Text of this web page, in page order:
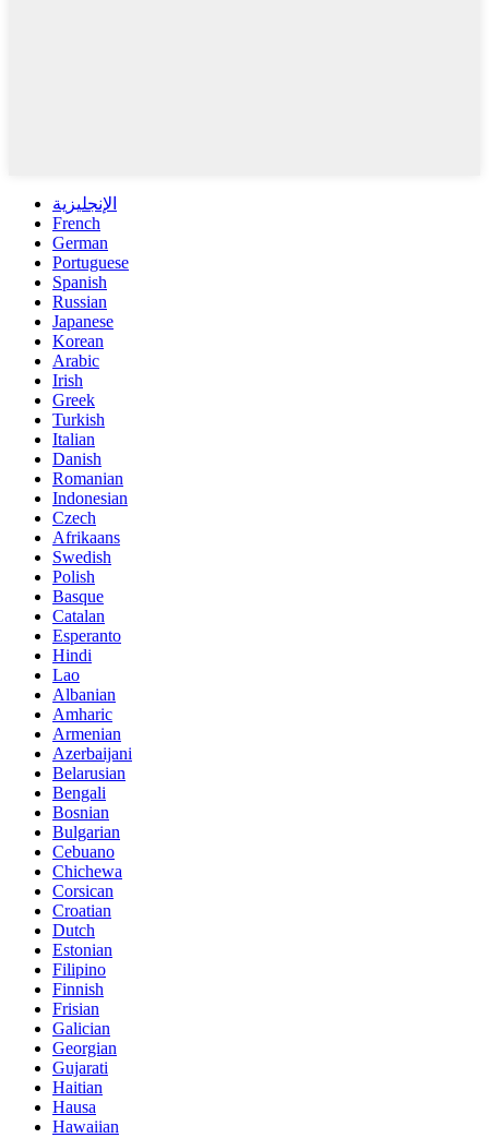
الإنجليزية
French
German
Portuguese
Spanish
Russian
Japanese
Korean
Arabic
Irish
Greek
Turkish
Italian
Danish
Romanian
Indonesian
Czech
Afrikaans
Swedish
Polish
Basque
Catalan
Esperanto
Hindi
Lao
Albanian
Amharic
Armenian
Azerbaijani
Belarusian
Bengali
Bosnian
Bulgarian
Cebuano
Chichewa
Corsican
Croatian
Dutch
Estonian
Filipino
Finnish
Frisian
Galician
Georgian
Gujarati
Haitian
Hausa
Hawaiian